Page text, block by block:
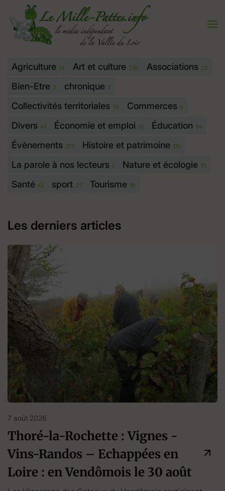
contenu
Agriculture 18 Art et culture 256 Associations 22
Bien-Etre 2 chronique 7
Collectivités territoriales 79 Commerces 9
Divers 45 Économie et emploi 61 Éducation 94
Évènements 373 Histoire et patrimoine 174
La parole à nos lecteurs 1 Nature et écologie 75
Santé 47 sport 27 Tourisme 19
Les derniers articles
7 août 2026
Thoré-la-Rochette : Vignes -
Vins-Randos – Echappées en
Loire : en Vendômois le 30 août